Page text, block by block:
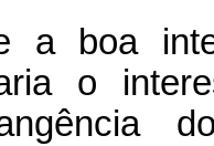
a boa
o